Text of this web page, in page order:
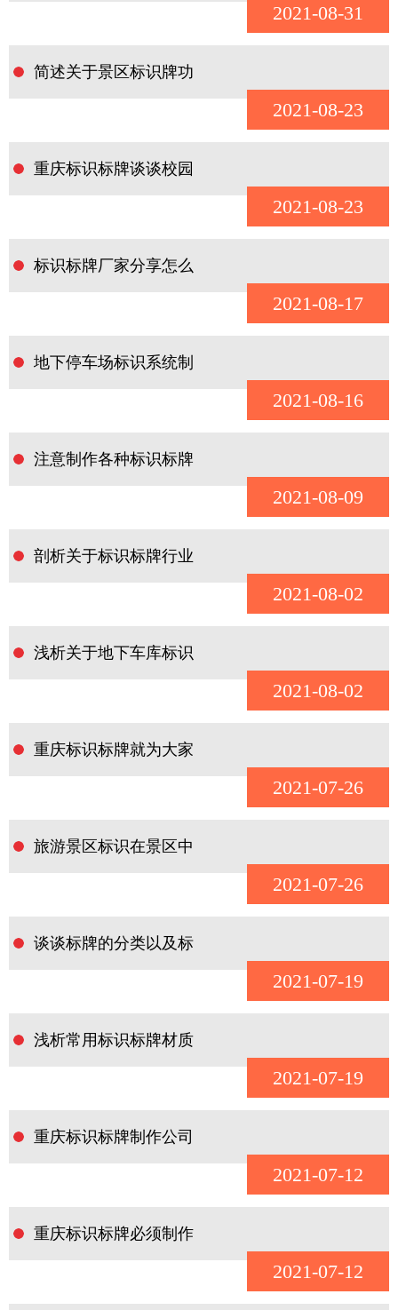
2021-08-31
简述关于景区标识牌功
2021-08-23
重庆标识标牌谈谈校园
2021-08-23
标识标牌厂家分享怎么
2021-08-17
地下停车场标识系统制
2021-08-16
注意制作各种标识标牌
2021-08-09
剖析关于标识标牌行业
2021-08-02
浅析关于地下车库标识
2021-08-02
重庆标识标牌就为大家
2021-07-26
旅游景区标识在景区中
2021-07-26
谈谈标牌的分类以及标
2021-07-19
浅析常用标识标牌材质
2021-07-19
重庆标识标牌制作公司
2021-07-12
重庆标识标牌必须制作
2021-07-12